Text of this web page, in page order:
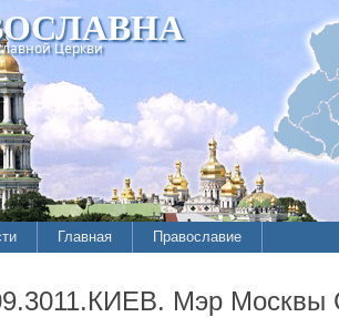
Церкви
Главная Православие
Мэр Москвы